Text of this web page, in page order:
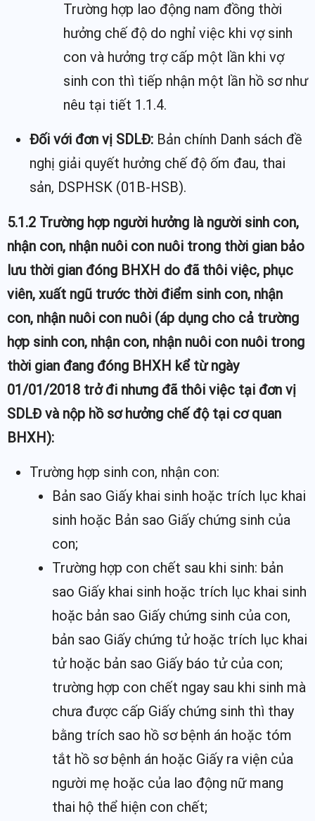
Trường hợp lao động nam đồng thời
hưởng chế độ do nghỉ việc khi vợ sinh
con và hưởng trợ cấp một lần khi vợ
sinh con thì tiếp nhận một lần hồ sơ như
nêu tại tiết 1.1.4.
Đối với đơn vị SDLĐ: Bản chính Danh sách đề
nghị giải quyết hưởng chế độ ốm đau, thai
sản, DSPHSK (01B-HSB).
5.1.2 Trường hợp người hưởng là người sinh con,
nhận con, nhận nuôi con nuôi trong thời gian bảo
lưu thời gian đóng BHXH do đã thôi việc, phục
viên, xuất ngũ trước thời điểm sinh con, nhận
con, nhận nuôi con nuôi (áp dụng cho cả trường
hợp sinh con, nhận con, nhận nuôi con nuôi trong
thời gian đang đóng BHXH kể từ ngày
01/01/2018 trở đi nhưng đã thôi việc tại đơn vị
SDLĐ và nộp hồ sơ hưởng chế độ tại cơ quan
BHXH):
Trường hợp sinh con, nhận con:
Bản sao Giấy khai sinh hoặc trích lục khai
sinh hoặc Bản sao Giấy chứng sinh của
con;
Trường hợp con chết sau khi sinh: bản
sao Giấy khai sinh hoặc trích lục khai sinh
hoặc bản sao Giấy chứng sinh của con,
bản sao Giấy chứng tử hoặc trích lục khai
tử hoặc bản sao Giấy báo tử của con;
trường hợp con chết ngay sau khi sinh mà
chưa được cấp Giấy chứng sinh thì thay
bằng trích sao hồ sơ bệnh án hoặc tóm
tắt hồ sơ bệnh án hoặc Giấy ra viện của
người mẹ hoặc của lao động nữ mang
thai hộ thể hiện con chết;